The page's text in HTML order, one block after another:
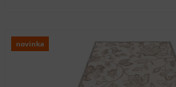
novinka